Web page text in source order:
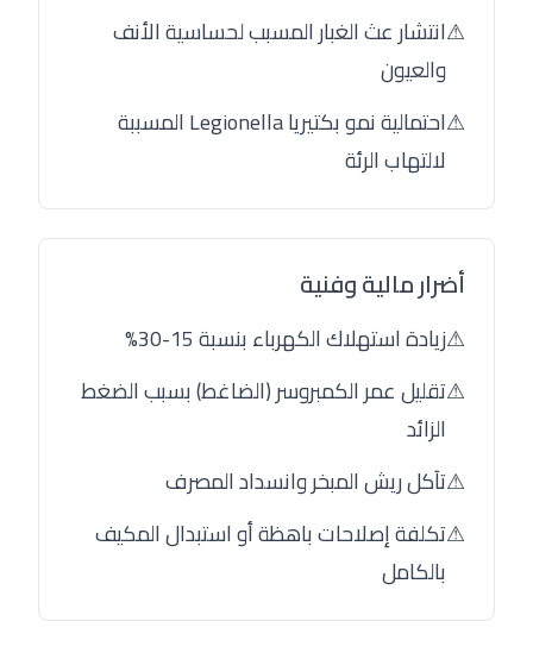
⚠انتشار عث الغبار المسبب لحساسية الأنف
والعيون
⚠
احتمالية نمو بكتيريا Legionella المسببة
لالتهاب الرئة
أضرار مالية وفنية
⚠زيادة استهلاك الكهرباء بنسبة 15-30%
⚠تقليل عمر الكمبروسر (الضاغط) بسبب الضغط
الزائد
⚠تآكل ريش المبخر وانسداد المصرف
⚠تكلفة إصلاحات باهظة أو استبدال المكيف
بالكامل